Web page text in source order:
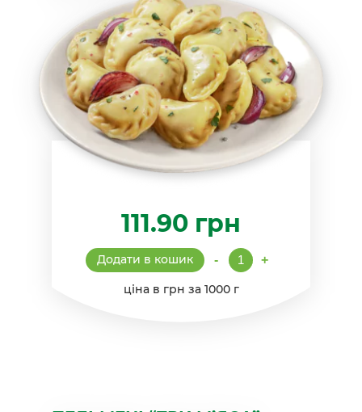
111.90 грн
- Вареники
"Знатні"
картоплею
+
Додати в кошик
ціна в грн за 1000 г